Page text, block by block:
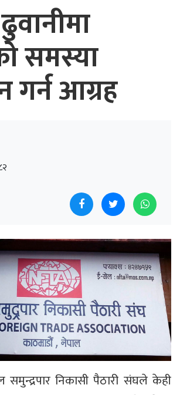
समस्या
गर्न आग्रह
समुन्द्रपार निकासी पैठारी संघले केही